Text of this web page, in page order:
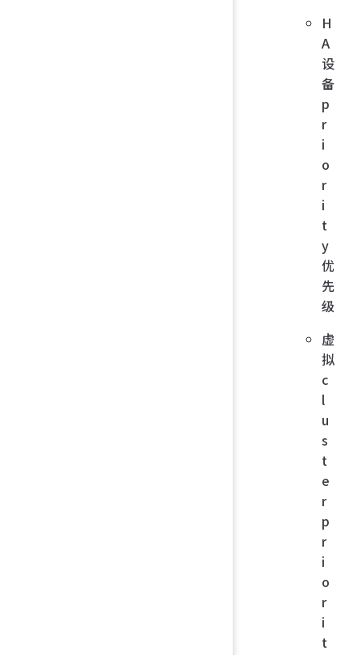
H
A
设
备
p
r
i
o
r
i
t
y
优
先
级
虚
拟
c
l
u
s
t
e
r
p
r
i
o
r
i
t